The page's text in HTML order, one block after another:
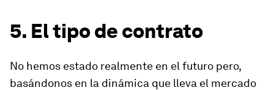
5. El tipo de contrato
No hemos estado realmente en el futuro pero,
basándonos en la dinámica que lleva el mercado